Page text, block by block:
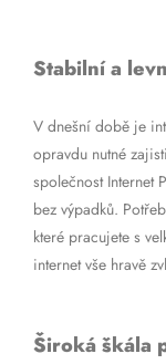
Stabilní a
V dnešní době je
opravdu nutné
společnost Internet
bez výpadků.
které pracujete s
internet vše hravě
Široká škála